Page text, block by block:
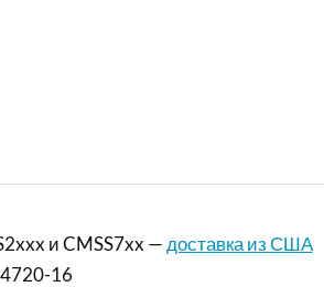
и CMSS7xx — доставка из США
16